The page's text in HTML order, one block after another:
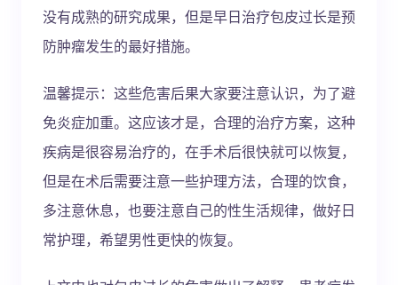
没有成熟的研究成果，但是早日治疗包皮过长是预
防肿瘤发生的最好措施。
温馨提示：这些危害后果大家要注意认识，为了避
免炎症加重。这应该才是，合理的治疗方案，这种
疾病是很容易治疗的，在手术后很快就可以恢复，
但是在术后需要注意一些护理方法，合理的饮食，
多注意休息，也要注意自己的性生活规律，做好日
常护理，希望男性更快的恢复。